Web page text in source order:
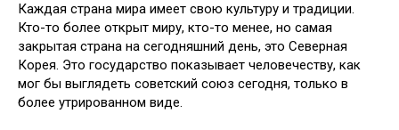
Каждая страна мира имеет свою культуру и традиции.
Кто-то более открыт миру, кто-то менее, но самая
закрытая страна на сегодняшний день, это Северная
Корея. Это государство показывает человечеству, как
мог бы выглядеть советский союз сегодня, только в
более утрированном виде.